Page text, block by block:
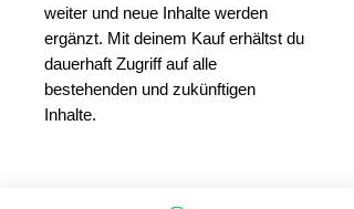
weiter und neue Inhalte werden
ergänzt. Mit deinem Kauf erhältst du
dauerhaft Zugriff auf alle
bestehenden und zukünftigen
Inhalte.